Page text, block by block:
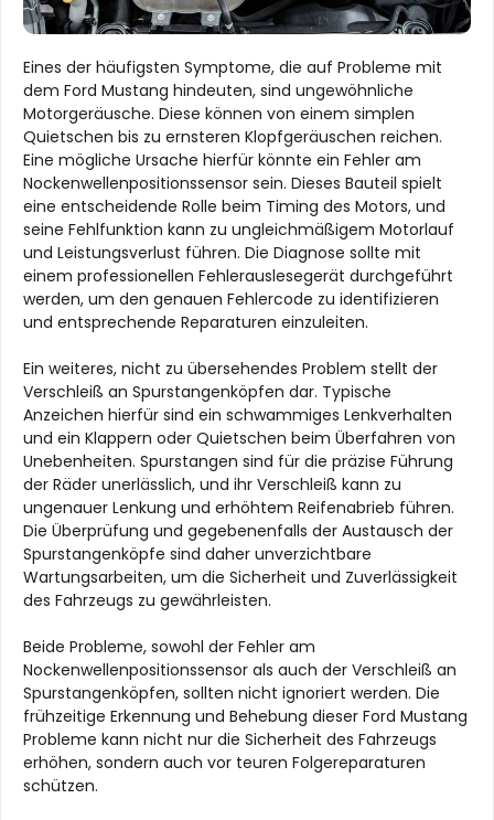
Eines der häufigsten Symptome, die auf Probleme mit
dem Ford Mustang hindeuten, sind ungewöhnliche
Motorgeräusche. Diese können von einem simplen
Quietschen bis zu ernsteren Klopfgeräuschen reichen.
Eine mögliche Ursache hierfür könnte ein Fehler am
Nockenwellenpositionssensor sein. Dieses Bauteil spielt
eine entscheidende Rolle beim Timing des Motors, und
seine Fehlfunktion kann zu ungleichmäßigem Motorlauf
und Leistungsverlust führen. Die Diagnose sollte mit
einem professionellen Fehlerauslesegerät durchgeführt
werden, um den genauen Fehlercode zu identifizieren
und entsprechende Reparaturen einzuleiten.
Ein weiteres, nicht zu übersehendes Problem stellt der
Verschleiß an Spurstangenköpfen dar. Typische
Anzeichen hierfür sind ein schwammiges Lenkverhalten
und ein Klappern oder Quietschen beim Überfahren von
Unebenheiten. Spurstangen sind für die präzise Führung
der Räder unerlässlich, und ihr Verschleiß kann zu
ungenauer Lenkung und erhöhtem Reifenabrieb führen.
Die Überprüfung und gegebenenfalls der Austausch der
Spurstangenköpfe sind daher unverzichtbare
Wartungsarbeiten, um die Sicherheit und Zuverlässigkeit
des Fahrzeugs zu gewährleisten.
Beide Probleme, sowohl der Fehler am
Nockenwellenpositionssensor als auch der Verschleiß an
Spurstangenköpfen, sollten nicht ignoriert werden. Die
frühzeitige Erkennung und Behebung dieser Ford Mustang
Probleme kann nicht nur die Sicherheit des Fahrzeugs
erhöhen, sondern auch vor teuren Folgereparaturen
schützen.